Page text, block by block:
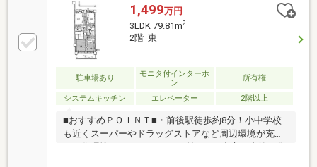
1,499万円
3LDK 79.81m2
2階 東
駐車場あり
モニタ付インターホ
ン
所有権
システムキッチン エレベーター 2階以上
■おすすめＰＯＩＮＴ■・前後駅徒歩約8分！小中学校
も近くスーパーやドラッグストアなど周辺環境が充実
した住環境♪・ゆとりある18.9帖のLDK中心で家族が集
う開放的な空間です。・バルコニーは広くガーデニン